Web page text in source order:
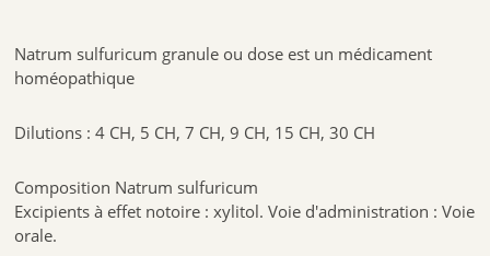
Natrum sulfuricum granule ou dose est un médicament
homéopathique
Dilutions : 4 CH, 5 CH, 7 CH, 9 CH, 15 CH, 30 CH
Composition Natrum sulfuricum
Excipients à effet notoire : xylitol. Voie d'administration : Voie
orale.